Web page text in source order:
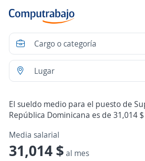
El sueldo medio para el puesto de
República Dominicana es de 31,014
Media salarial
31,014 $al mes